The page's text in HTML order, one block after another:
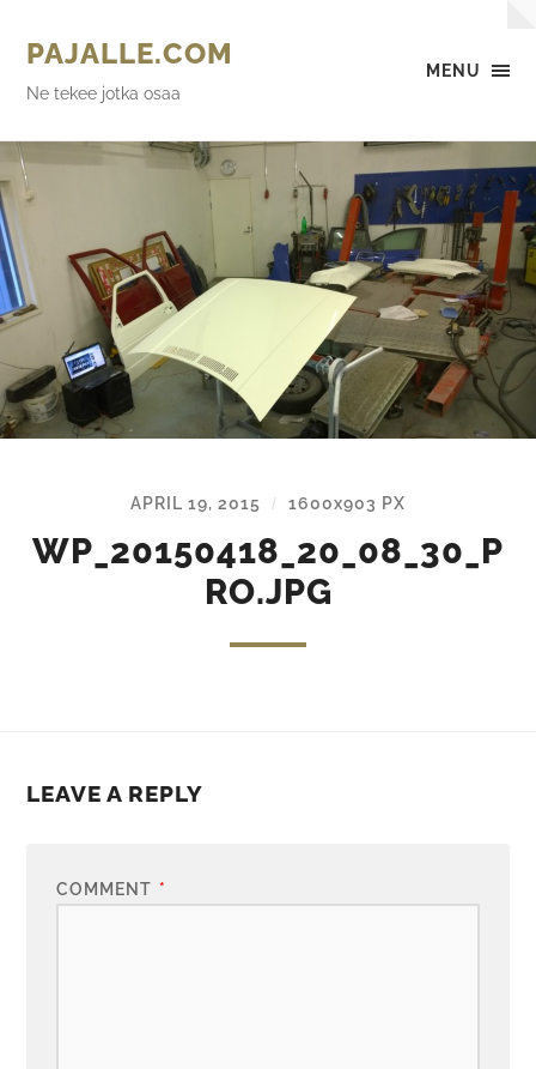
MENU
PAJALLE.COM
Ne tekee jotka osaa
APRIL 19, 2015 / 1600x903 PX
WP_20150418_20_08_30_P
RO.JPG
LEAVE A REPLY
COMMENT *